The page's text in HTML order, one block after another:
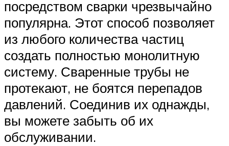
посредством сварки чрезвычайно
популярна. Этот способ позволяет
из любого количества частиц
создать полностью монолитную
систему. Сваренные трубы не
протекают, не боятся перепадов
давлений. Соединив их однажды,
вы можете забыть об их
обслуживании.